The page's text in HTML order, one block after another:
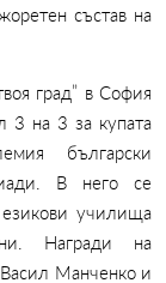
състав на
град” в София
3 на 3 за купата
български
В него се
езикови училища
Награди на
Манченко и